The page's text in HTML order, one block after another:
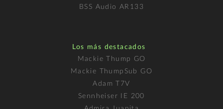
BSS Audio AR133
Los más destacados
Mackie Thump GO
Mackie ThumpSub GO
Adam T7V
Sennheiser IE 200